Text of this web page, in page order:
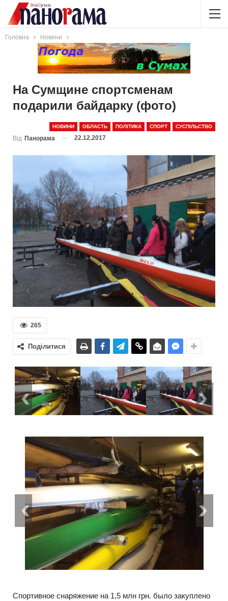
Головна Новини
На Сумщине спортсменам
подарили байдарку (фото)
НОВИНИ ОБЛАСТЬ ПОЛІТИКА СПОРТ СУСПІЛЬСТВО
Від Панорама 22.12.2017
265
Поділитися
Спортивное снаряжение на 1,5 млн грн. было закуплено